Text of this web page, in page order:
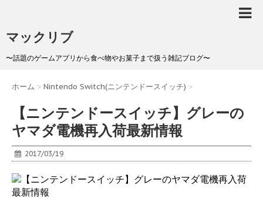
マックリブ
〜話題のゲームアプリから食べ物やお菓子まで扱う雑記ブログ〜
ホーム > Nintendo Switch(ニンテンドースイッチ) >
【ニンテンドースイッチ】グレーの
ヤマダ電機再入荷最新情報
2017/03/19